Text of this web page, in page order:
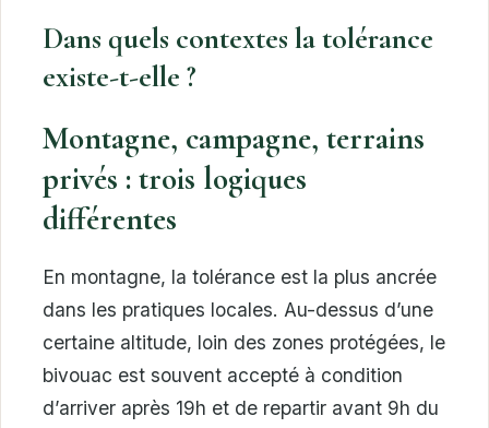
Dans quels contextes la tolérance
existe-t-elle ?
Montagne, campagne, terrains
privés : trois logiques
différentes
En montagne, la tolérance est la plus ancrée
dans les pratiques locales. Au-dessus d’une
certaine altitude, loin des zones protégées, le
bivouac est souvent accepté à condition
d’arriver après 19h et de repartir avant 9h du